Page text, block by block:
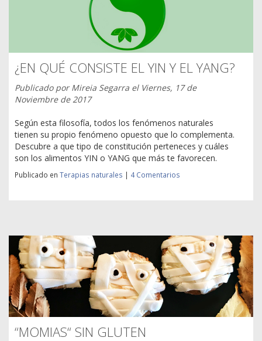
¿EN QUÉ CONSISTE EL YIN Y EL YANG?
Publicado porMireia Segarra el Viernes, 17 de
Noviembre de 2017
Según esta filosofía, todos los fenómenos naturales
tienen su propio fenómeno opuesto que lo complementa.
Descubre a que tipo de constitución perteneces y cuáles
son los alimentos YIN o YANG que más te favorecen.
Publicado en Terapias naturales | 4 Comentarios
“MOMIAS“ SIN GLUTEN